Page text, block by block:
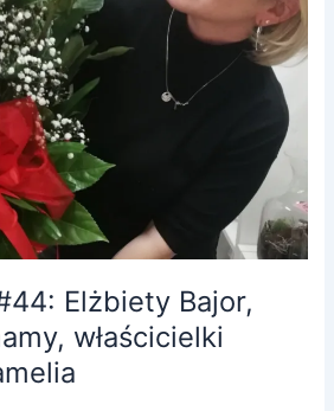
Elżbiety Bajor,
właścicielki